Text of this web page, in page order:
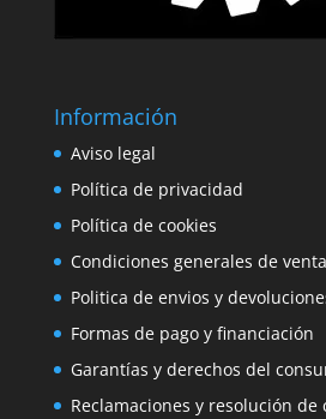
Información
Aviso legal
Política de privacidad
Política de cookies
Condiciones generales de
Politica de envios y
Formas de pago y financiación
Garantías y derechos del
Reclamaciones y resolución de